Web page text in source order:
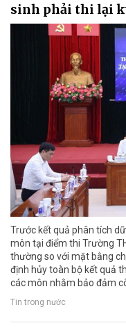
sinh phải thi lại
Trước kết quả phân tích
môn tại điểm thi Trường
thường so với mặt bằng
định hủy toàn bộ kết quả
các môn nhằm bảo đảm
Tin trong nước